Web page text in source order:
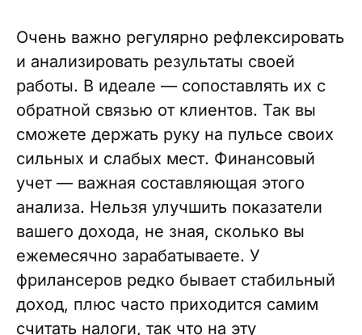
Очень важно регулярно рефлексировать
и анализировать результаты своей
работы. В идеале — сопоставлять их с
обратной связью от клиентов. Так вы
сможете держать руку на пульсе своих
сильных и слабых мест. Финансовый
учет — важная составляющая этого
анализа. Нельзя улучшить показатели
вашего дохода, не зная, сколько вы
ежемесячно зарабатываете. У
фрилансеров редко бывает стабильный
доход, плюс часто приходится самим
считать налоги, так что на эту